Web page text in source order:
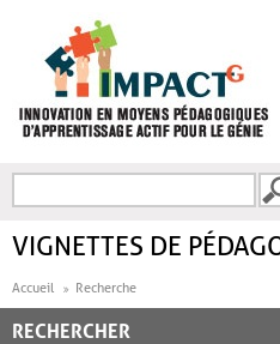
FORMULAIRE DE
VIGNETTES DE
Accueil Recherche
RECHERCHER